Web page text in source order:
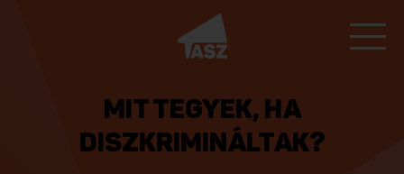
MIT TEGYEK, HA
DISZKRIMINÁLTAK?